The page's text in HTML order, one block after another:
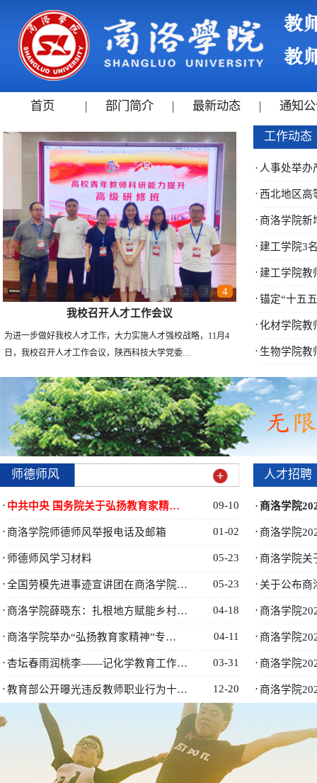
首页 | 部门简介 | 最新动态 | 通知
1 2 3
4
我校召开人才工作会议
​为进一步做好我校人才工作，大力实施人才强校战略，11月4
日，我校召开人才工作会议，陕西科技大学党委…
工作动态
· 人事处举办
· 西北地区
·商洛学院新
· 建工学院3
· 建工学院
·锚定“十五
·化材学院教
· 生物学院
师德师风
· 中共中央 国务院关于弘扬教育家精… 09-10
·商洛学院师德师风举报电话及邮箱 01-02
· 师德师风学习材料 05-23
·全国劳模先进事迹宣讲团在商洛学院… 05-23
·商洛学院薛晓东：扎根地方赋能乡村… 04-18
·商洛学院举办“弘扬教育家精神”专… 04-11
·杏坛春雨润桃李——记化学教育工作… 03-31
·教育部公开曝光违反教师职业行为十… 12-20
人才招聘
·商洛学院
·商洛学院
·商洛学院关
· 关于公布
·商洛学院
·商洛学院
·商洛学院
·商洛学院